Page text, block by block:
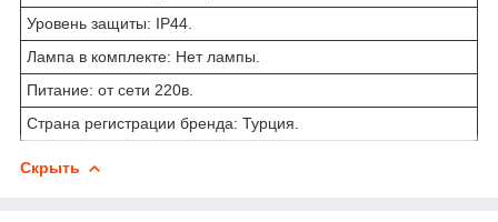
Уровень защиты: IP44.
Лампа в комплекте: Нет лампы.
Питание: от сети 220в.
Страна регистрации бренда: Турция.
Скрыть